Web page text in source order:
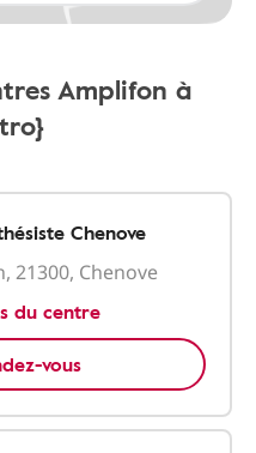
Amplifon à
Chenove
21300, Chenove
du centre
vous